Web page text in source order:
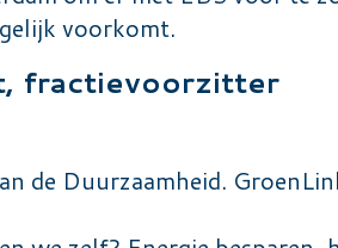
voorkomt.
fractievoorzitter
de Duurzaamheid.